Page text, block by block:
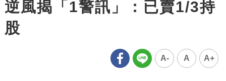
逆風揭「1警訊」：已賣1/3持
股
A- A A+